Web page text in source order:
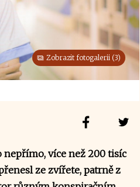
Zobrazit fotogalerii (3)
nepřímo, více než 200 tisíc
ze zvířete, patrně z